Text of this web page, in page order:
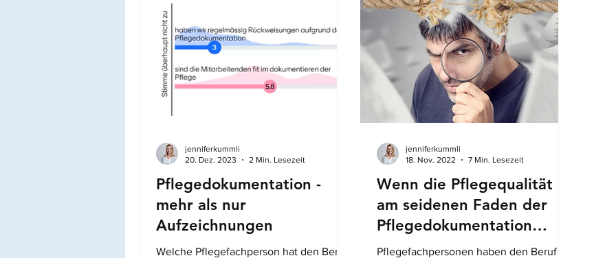
140'000 zusätzliche Menschen ab 65
Jahren auf Pflege angewiesen sein
werden (Pahud et al., 2025). Dieser
Anstieg betrifft alle Versorg
Schwerpunkt als Pflegeexpertin
APN/MScN : Komplexität fachlich
einordnen, Qualität sichern und
Menschen in vulnerablen Lebensphasen
professionell begleite
Pflegedokumentation -
mehr als nur
Aufzeichnungen
Welche Pflegefachperson hat den Beruf
jenniferkummli
20. Dez. 2023
2 Min. Lesezeit
Wenn die Pflegequalität
am seidenen Faden der
Pflegedokumentation
hängt
Pflegefachpersonen haben den Beruf
jenniferkummli
18. Nov. 2022
7 Min. Lesezeit